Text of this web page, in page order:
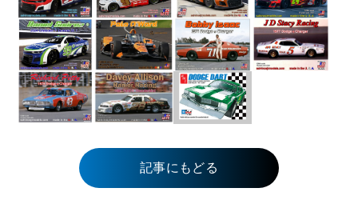
記事にもどる